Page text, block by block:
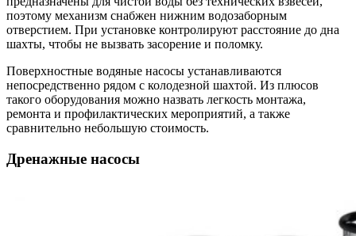
поэтому механизм снабжен нижним водозаборным
отверстием. При установке контролируют расстояние до дна
шахты, чтобы не вызвать засорение и поломку.
Поверхностные водяные насосы устанавливаются
непосредственно рядом с колодезной шахтой. Из плюсов
такого оборудования можно назвать легкость монтажа,
ремонта и профилактических мероприятий, а также
сравнительно небольшую стоимость.
Дренажные насосы